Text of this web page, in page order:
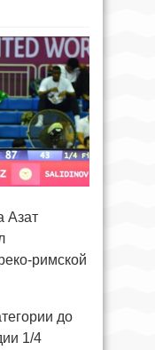
Азат
римской
до
1/4